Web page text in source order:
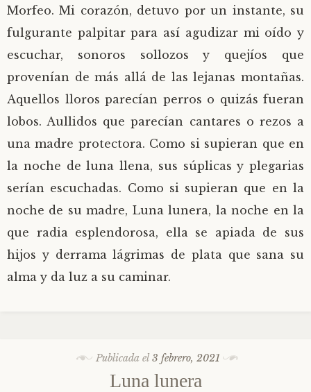
Morfeo. Mi corazón, detuvo por un instante, su
fulgurante palpitar para así agudizar mi oído y
escuchar, sonoros sollozos y quejíos que
provenían de más allá de las lejanas montañas.
Aquellos lloros parecían perros o quizás fueran
lobos. Aullidos que parecían cantares o rezos a
una madre protectora. Como si supieran que en
la noche de luna llena, sus súplicas y plegarias
serían escuchadas. Como si supieran que en la
noche de su madre, Luna lunera, la noche en la
que radia esplendorosa, ella se apiada de sus
hijos y derrama lágrimas de plata que sana su
alma y da luz a su caminar.
Publicada el3 febrero, 2021
Luna lunera